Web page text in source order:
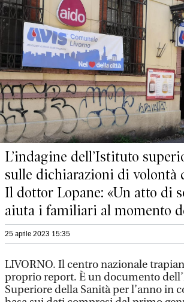
L’indagine dell’Istituto
sulle dichiarazioni di volontà
Il dottor Lopane: «Un atto di
aiuta i familiari al momento
25 aprile 2023 15:35
LIVORNO. Il centro nazionale
proprio report. È un documento
Superiore della Sanità per l’anno in